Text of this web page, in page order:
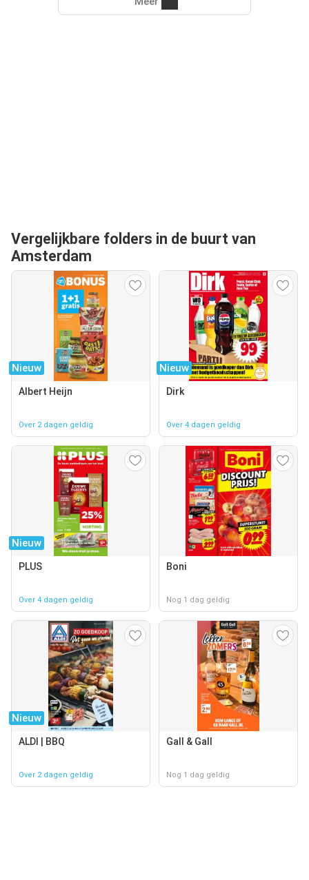
Vergelijkbare folders in de buurt van
Amsterdam
Nieuw
Albert Heijn
Over 2 dagen geldig
Nieuw
Dirk
Over 4 dagen geldig
Nieuw
PLUS
Over 4 dagen geldig
Boni
Nog 1 dag geldig
Nieuw
ALDI | BBQ
Over 2 dagen geldig
Gall & Gall
Nog 1 dag geldig